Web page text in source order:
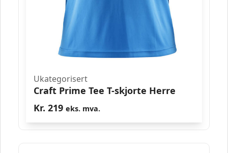
Ukategorisert
Craft Prime Tee T-skjorte Herre
Kr. 219 eks. mva.